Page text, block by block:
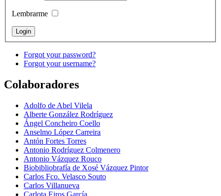
Lembrarme
Forgot your password?
Forgot your username?
Colaboradores
Adolfo de Abel Vilela
Alberte González Rodríguez
Ángel Concheiro Coello
Anselmo López Carreira
Antón Fortes Torres
Antonio Rodríguez Colmenero
Antonio Vázquez Rouco
Biobibliobrafía de Xosé Vázquez Pintor
Carlos Fco. Velasco Souto
Carlos Villanueva